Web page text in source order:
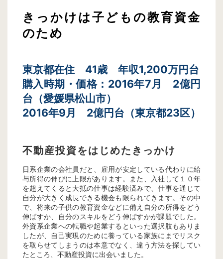
きっかけは子どもの教育資金
のため
東京都在住 41歳 年収1,200万円台
購入時期・価格：2016年7月 2億円
台（愛媛県松山市）
2016年9月 2億円台（東京都23区）
不動産投資をはじめたきっかけ
日系企業の会社員だと、雇用が安定している代わりに給
与所得の伸びに上限があります。また、入社して１０年
を超えてくると大抵の仕事は経験済みで、仕事を通じて
自分が大きく成長できる機会も限られてきます。その中
で、将来の子供の教育資金などに備え自分の所得をどう
伸ばすか、自分のスキルをどう伸ばすかが課題でした。
外資系企業への転職や起業するといった選択肢もありま
したが、自己実現のために養っている家族にまでリスク
を取らせてしまうのは本意でなく、違う方法を探してい
たところ、不動産投資に出会いました。